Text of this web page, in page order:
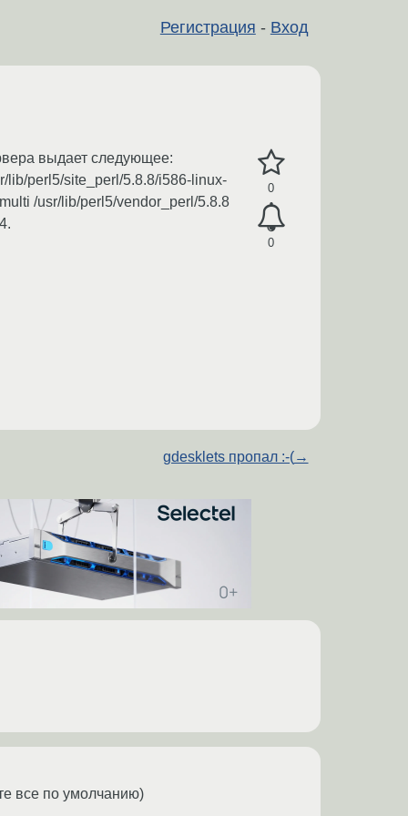
Регистрация - Вход
0
0
выдает следующее:
lib/perl5/site_perl/5.8.8/i586-linux-
/usr/lib/perl5/vendor_perl/5.8.8
gdesklets пропал :-(→
все по умолчанию)